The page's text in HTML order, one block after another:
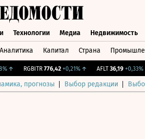
Технологии Медиа Недвижимость
Аналитика Капитал Страна
↑ RGBITR 776,42 +0,21%↑ AFLT 36,19 +0,33%
прогнозы Выбор редакции